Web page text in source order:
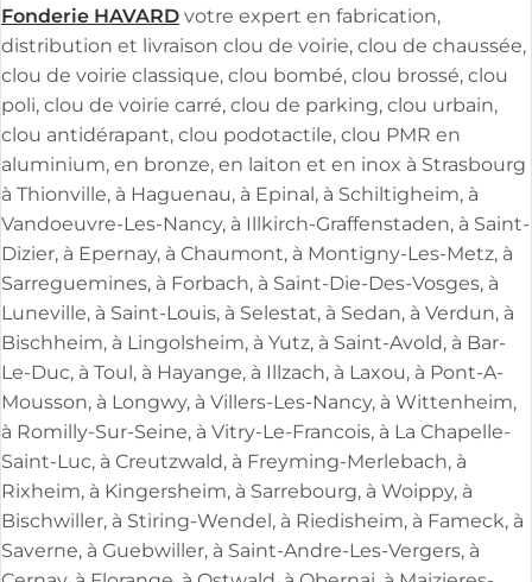
Fonderie HAVARDvotre expert en fabrication,
distribution et livraison clou de voirie, clou de chaussée,
clou de voirie classique, clou bombé, clou brossé, clou
poli, clou de voirie carré, clou de parking, clou urbain,
clou antidérapant, clou podotactile, clou PMR en
aluminium, en bronze, en laiton et en inox à Strasbourg
à Thionville, à Haguenau, à Epinal, à Schiltigheim, à
Vandoeuvre-Les-Nancy, à Illkirch-Graffenstaden, à Saint-
Dizier, à Epernay, à Chaumont, à Montigny-Les-Metz, à
Sarreguemines, à Forbach, à Saint-Die-Des-Vosges, à
Luneville, à Saint-Louis, à Selestat, à Sedan, à Verdun, à
Bischheim, à Lingolsheim, à Yutz, à Saint-Avold, à Bar-
Le-Duc, à Toul, à Hayange, à Illzach, à Laxou, à Pont-A-
Mousson, à Longwy, à Villers-Les-Nancy, à Wittenheim,
à Romilly-Sur-Seine, à Vitry-Le-Francois, à La Chapelle-
Saint-Luc, à Creutzwald, à Freyming-Merlebach, à
Rixheim, à Kingersheim, à Sarrebourg, à Woippy, à
Bischwiller, à Stiring-Wendel, à Riedisheim, à Fameck, à
Saverne, à Guebwiller, à Saint-Andre-Les-Vergers, à